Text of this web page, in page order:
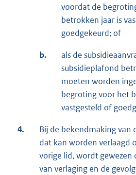
voordat de
betrokken jaar is
goedgekeurd; of
b.
als de
subsidieplafond
moeten worden
begroting voor het
vastgesteld of
4.
Bij de bekendmaking van
dat kan worden verlaagd
vorige lid, wordt gewezen
van verlaging en de